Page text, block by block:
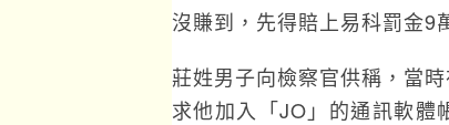
沒賺到，先得賠上易科罰金9
莊姓男子向檢察官供稱，當
求他加入「JO」的通訊軟體